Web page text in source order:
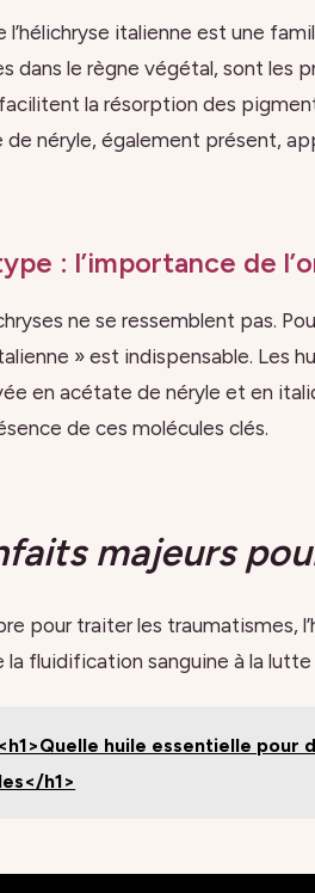
l’hélichryse italienne est une
dans le règne végétal, sont les
la résorption des
de néryle, également présent,
: l’importance de
ne se ressemblent pas.
» est indispensable. Les
en acétate de néryle et en
de ces molécules clés.
majeurs
pour traiter les traumatismes,
la fluidification sanguine à la
<h1>Quelle huile essentielle
h1>